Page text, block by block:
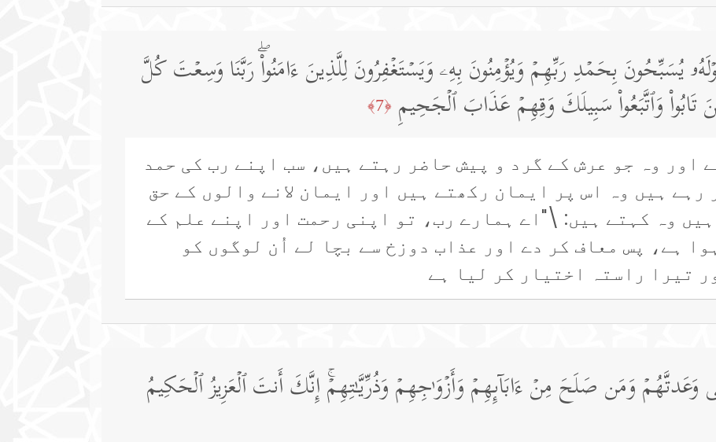
یُسَبِّحُونَ بِحَمۡدِ رَبِّهِمۡ وَیُؤۡمِنُونَ بِهِۦ وَیَسۡتَغۡفِرُونَ لِلَّذِینَ ءَامَنُوا۟ۖ رَبَّنَا وَسِعۡتَ كُلَّ
وَٱتَّبَعُوا۟ سَبِیلَكَ وَقِهِمۡ عَذَابَ ٱلۡجَحِیمِ ﴿7﴾
اور وہ جو عرش کے گرد و پیش حاضر رہتے ہیں، سب اپنے رب کی حمد
ہیں وہ اس پر ایمان رکھتے ہیں اور ایمان لانے والوں کے حق
وہ کہتے ہیں: \"اے ہمارے رب، تو اپنی رحمت اور اپنے علم کے
ہے، پس معاف کر دے اور عذاب دوزخ سے بچا لے اُن لوگوں کو
تیرا راستہ اختیار کر لیا ہے
وَعَدتَّهُمۡ وَمَن صَلَحَ مِنۡ ءَابَاۤىِٕهِمۡ وَأَزۡوَ ٰ⁠جِهِمۡ وَذُرِّیَّـٰتِهِمۡۚ إِنَّكَ أَنتَ ٱلۡعَزِیزُ ٱلۡحَكِیمُ